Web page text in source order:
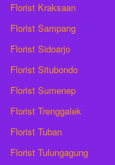
Florist Kraksaan
Florist Sampang
Florist Sidoarjo
Florist Situbondo
Florist Sumenep
Florist Trenggalek
Florist Tuban
Florist Tulungagung